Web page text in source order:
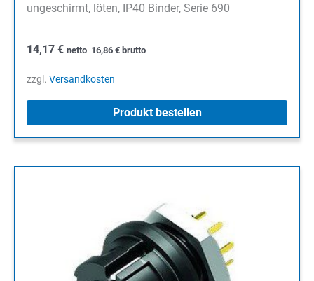
ungeschirmt, löten, IP40 Binder, Serie 690
14,17 € netto 16,86 € brutto
zzgl. Versandkosten
Produkt bestellen